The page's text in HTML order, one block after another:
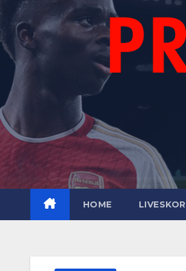
HOME LIVESKOR